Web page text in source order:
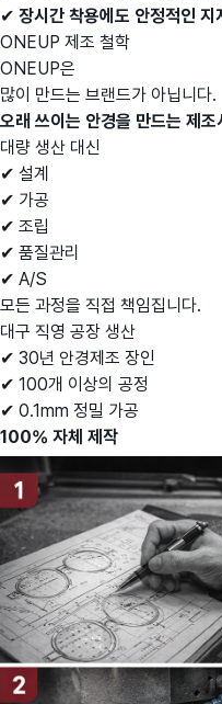
✔ 장시간 착용에도 안정적인 지
ONEUP 제조 철학
ONEUP은
많이 만드는 브랜드가 아닙니다.
오래 쓰이는 안경을 만드는 제조
대량 생산 대신
✔ 설계
✔ 가공
✔ 조립
✔ 품질관리
✔ A/S
모든 과정을 직접 책임집니다.
대구 직영 공장 생산
✔ 30년 안경제조 장인
✔ 100개 이상의 공정
✔ 0.1mm 정밀 가공
100% 자체 제작